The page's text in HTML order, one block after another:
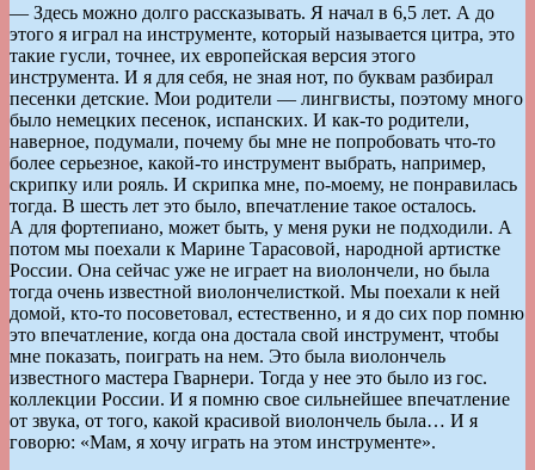
— Здесь можно долго рассказывать. Я начал в 6,5 лет. А до
этого я играл на инструменте, который называется цитра, это
такие гусли, точнее, их европейская версия этого
инструмента. И я для себя, не зная нот, по буквам разбирал
песенки детские. Мои родители — лингвисты, поэтому много
было немецких песенок, испанских. И как-то родители,
наверное, подумали, почему бы мне не попробовать что-то
более серьезное, какой-то инструмент выбрать, например,
скрипку или рояль. И скрипка мне, по-моему, не понравилась
тогда. В шесть лет это было, впечатление такое осталось.
А для фортепиано, может быть, у меня руки не подходили. А
потом мы поехали к Марине Тарасовой, народной артистке
России. Она сейчас уже не играет на виолончели, но была
тогда очень известной виолончелисткой. Мы поехали к ней
домой, кто-то посоветовал, естественно, и я до сих пор помню
это впечатление, когда она достала свой инструмент, чтобы
мне показать, поиграть на нем. Это была виолончель
известного мастера Гварнери. Тогда у нее это было из гос.
коллекции России. И я помню свое сильнейшее впечатление
от звука, от того, какой красивой виолончель была… И я
говорю: «Мам, я хочу играть на этом инструменте».